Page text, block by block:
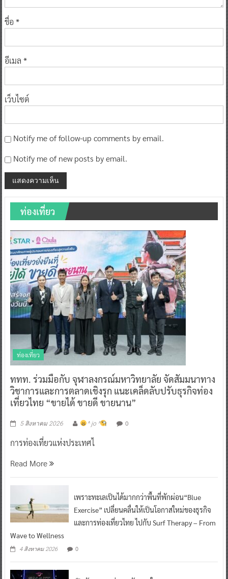
ชื่อ *
อีเมล *
เว็บไซต์
Notify me of follow-up comments by email.
Notify me of new posts by email.
ท่องเที่ยว
ท่องเที่ยว
ททท. ร่วมมือกับ จุฬาลงกรณ์มหาวิทยาลัย จัดสัมมนาทาง
วิชาการและการตลาดเชิงรุก แนะเคล็ดลับปรับธุรกิจท่อง
เที่ยวไทย “ขายได้ ขายดี ขายนาน”
5 สิงหาคม 2026 ^ jo ^ 0
การท่องเที่ยวแห่งประเทศไ
Read More
เพราะทะเลเป็นได้มากกว่าพื้นที่พักผ่อน“Blue
Exercise” เปลี่ยนคลื่นให้เป็นโอกาสใหม่ของธุรกิจ
และการท่องเที่ยวไทย ไปกับ Surf Therapy – From
Wave to Wellness
4 สิงหาคม 2026 0